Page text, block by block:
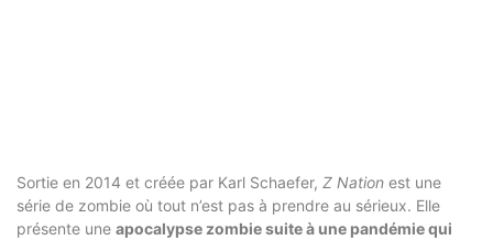
Sortie en 2014 et créée par Karl Schaefer, Z Nation est une
série de zombie où tout n’est pas à prendre au sérieux. Elle
présente une apocalypse zombie suite à une pandémie qui